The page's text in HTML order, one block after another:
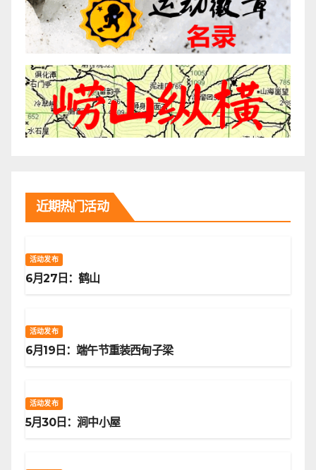
近期热门活动
活动发布
6月27日：鹤山
活动发布
6月19日：端午节重装西甸子梁
活动发布
5月30日：涧中小屋